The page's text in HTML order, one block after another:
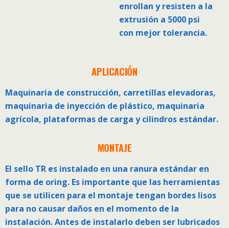
enrollan y resisten a la
extrusión a 5000 psi
con mejor tolerancia.
APLICACIÓN
Maquinaria de construcción, carretillas elevadoras,
maquinaria de inyección de plástico, maquinaria
agrícola, plataformas de carga y cilindros estándar.
MONTAJE
El sello TR es instalado en una ranura estándar en
forma de oring. Es importante que las herramientas
que se utilicen para el montaje tengan bordes lisos
para no causar daños en el momento de la
instalación. Antes de instalarlo deben ser lubricados